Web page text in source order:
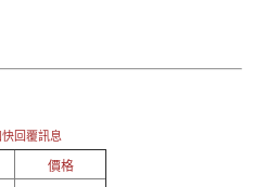
快回覆訊息
價格